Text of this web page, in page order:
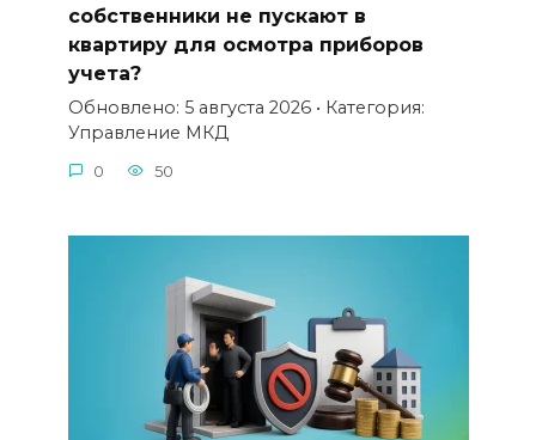
собственники не пускают в
квартиру для осмотра приборов
учета?
Обновлено: 5 августа 2026 • Категория:
Управление МКД
0 50